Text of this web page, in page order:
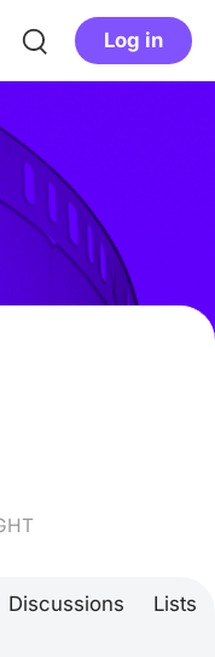
Log in
Discussions Lists